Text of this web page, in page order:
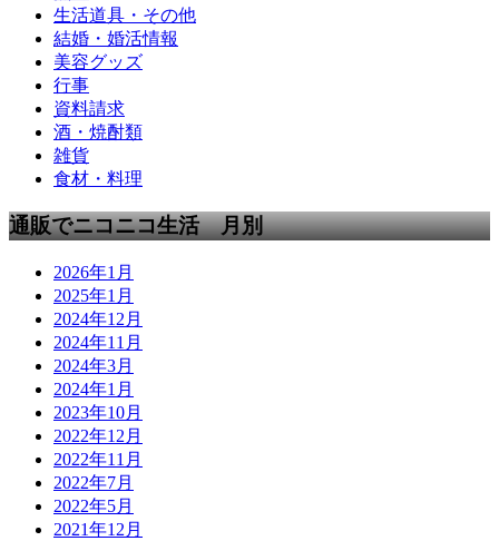
生活道具・その他
結婚・婚活情報
美容グッズ
行事
資料請求
酒・焼酎類
雑貨
食材・料理
通販でニコニコ生活 月別
2026年1月
2025年1月
2024年12月
2024年11月
2024年3月
2024年1月
2023年10月
2022年12月
2022年11月
2022年7月
2022年5月
2021年12月